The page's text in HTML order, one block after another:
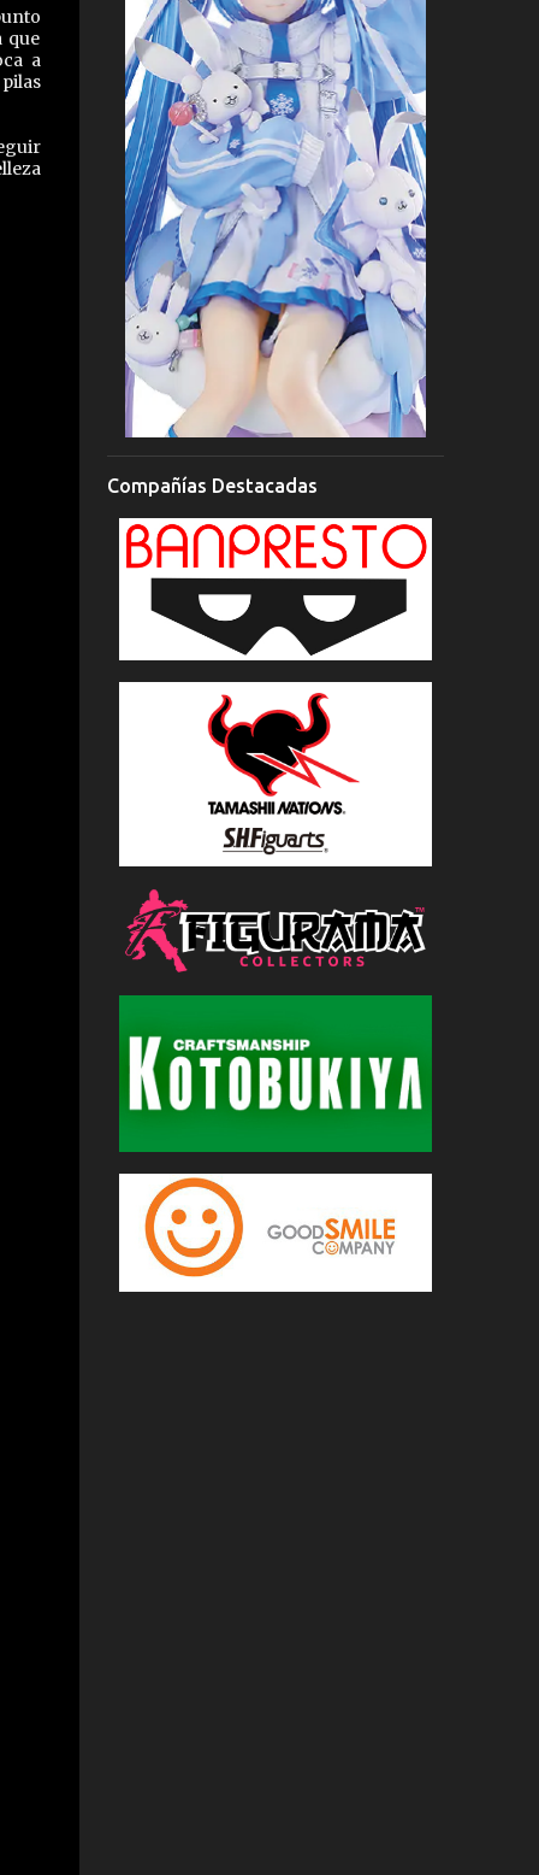
que
a
Compañías Destacadas